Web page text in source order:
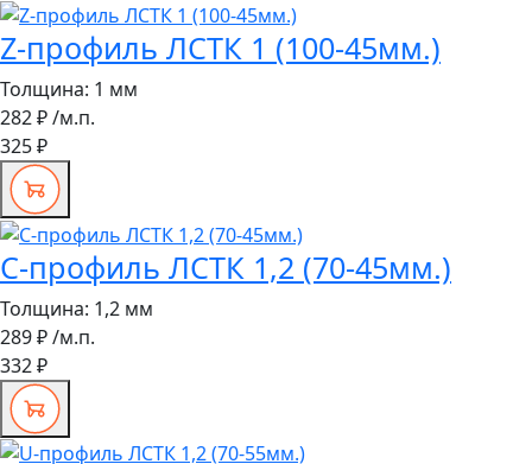
Z-профиль ЛСТК 1 (100-45мм.)
Толщина: 1 мм
282 ₽/м.п.
325 ₽
С-профиль ЛСТК 1,2 (70-45мм.)
Толщина: 1,2 мм
289 ₽/м.п.
332 ₽